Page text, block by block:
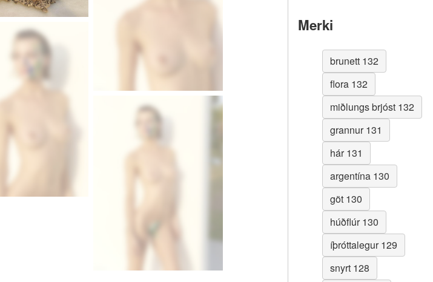
Merki
brunett 132
flora 132
miðlungs brjóst 132
grannur 131
hár 131
argentína 130
göt 130
húðflúr 130
íþróttalegur 129
snyrt 128